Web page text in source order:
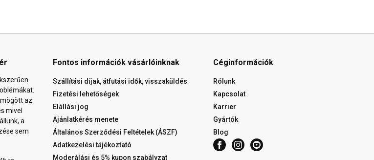
az
mivel
a
sem
Fontos információk vásárlóinknak
Szállítási díjak, átfutási idők, visszaküldés
Fizetési lehetőségek
Elállási jog
Ajánlatkérés menete
Általános Szerződési Feltételek (ÁSZF)
Adatkezelési tájékoztató
Moderálási és 5% kupon szabályzat
Céginformációk
Rólunk
Kapcsolat
Karrier
Gyártók
Blog